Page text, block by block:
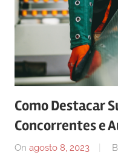
Como Destacar
Concorrentes e
On agosto 8, 2023